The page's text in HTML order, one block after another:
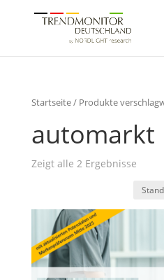
Startseite/ Produkte
automarkt
Zeigt alle 2 Ergebnisse